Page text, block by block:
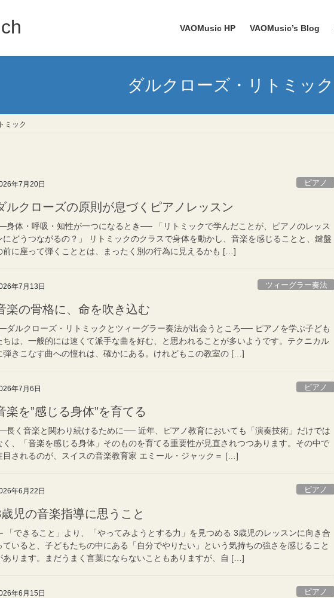
VAOMusic HP VAOMusic’s Blog
ダルクローズ・リトミック
ミック
年7月20日 ピアノ
ルクローズの原則が息づくピアノレッスン
身体・呼吸・知性が一つになるとき── 「リトミックで学んだことが、ピアノのレッス
にどうつながるの？」 リトミックのクラスで身体を動かし、音楽を感じることと、鍵盤
前に座って弾くこととは、まったく別の行為に見えるかも […]
年7月13日 ツィーグラー奏法
楽の骨格に、命を吹き込む
ダルクローズ・リトミックとツィーグラー奏法が出会うところ── ピアノを学ぶ子ども
ちは、一般的には速くて派手な曲を好む、と思われることが多いようです。テクニカル
弾きこなす曲への憧れは、確かにある。けれどもこの教室の […]
年7月6日 ピアノ
楽を”感じる身体”を育てる
長く音楽と関わり続けるために── 近年、ピアノ教育においても「演奏技術」だけでは
く、「音楽を感じる身体」そのものを育てる重要性が見直されつつあります。その中で
目されるのが、スイスの音楽教育家 エミール・ジャック＝ […]
年6月22日 ピアノ
児の音楽指導に思うこと
「できること」より、「やってみようとする力」を見つめる 3歳児のレッスンに向き合
ていると、子どもたちの中にある「自分でやりたい」という気持ちの強さを感じること
あります。まだうまく言葉にならないこともありますが、自 […]
年6月15日 ピアノ